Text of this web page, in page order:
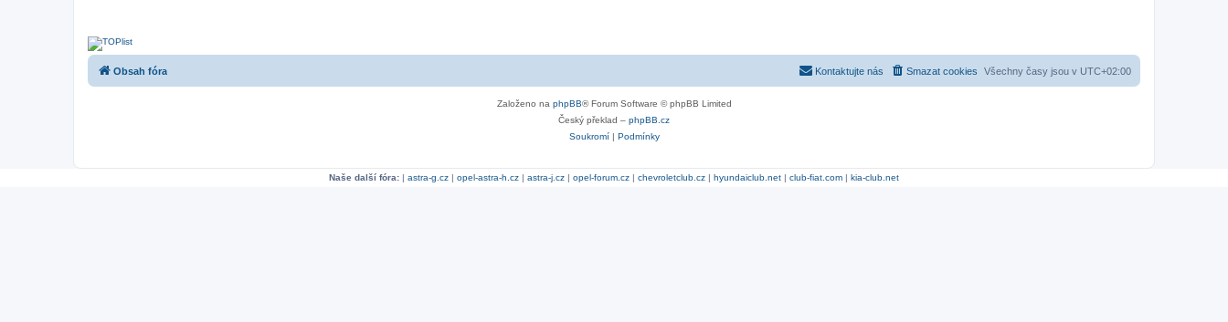
Obsah fóra Všechny časy jsou v UTC+02:00
Smazat cookies
Kontaktujte nás
Založeno na phpBB® Forum Software © phpBB Limited
Český překlad – phpBB.cz
Soukromí| Podmínky
Naše další fóra: | astra-g.cz | opel-astra-h.cz | astra-j.cz | opel-forum.cz | chevroletclub.cz | hyundaiclub.net | club-fiat.com | kia-club.net